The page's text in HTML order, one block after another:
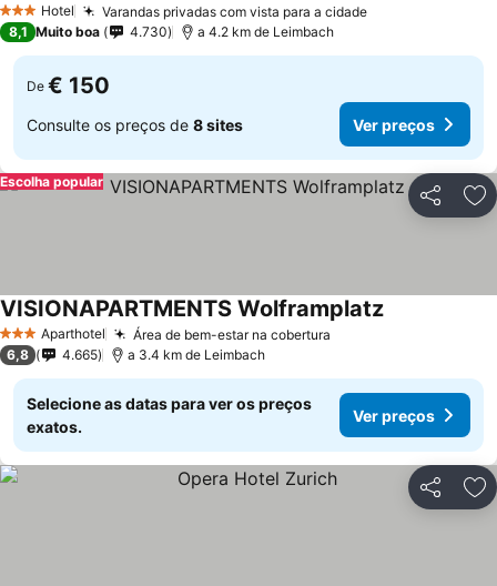
3 EstrelasHotel Varandas privadas com vista para a cidadeVer preços
8,1 Muito boa 4.730 a 4.2 km de Leimbach
De € 150
Consulte os preços de 8 sites Ver preços
Partilhar
Escolha popular
3 EstrelasAparthotel Área de bem-estar na cobertura
VISIONAPARTMENTS WolframplatzVer preços
6,8 4.665 a 3.4 km de Leimbach
Selecione as datas para ver os preços
exatos.
Ver preços
Partilhar